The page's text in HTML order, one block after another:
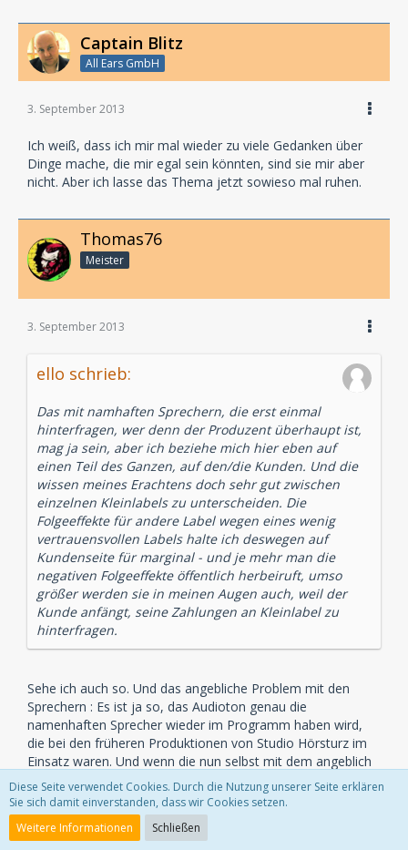
Captain Blitz
All Ears GmbH
3. September 2013
Ich weiß, dass ich mir mal wieder zu viele Gedanken über
Dinge mache, die mir egal sein könnten, sind sie mir aber
nicht. Aber ich lasse das Thema jetzt sowieso mal ruhen.
Thomas76
Meister
3. September 2013
ello schrieb:
Das mit namhaften Sprechern, die erst einmal
hinterfragen, wer denn der Produzent überhaupt ist,
mag ja sein, aber ich beziehe mich hier eben auf
einen Teil des Ganzen, auf den/die Kunden. Und die
wissen meines Erachtens doch sehr gut zwischen
einzelnen Kleinlabels zu unterscheiden. Die
Folgeeffekte für andere Label wegen eines wenig
vertrauensvollen Labels halte ich deswegen auf
Kundenseite für marginal - und je mehr man die
negativen Folgeeffekte öffentlich herbeiruft, umso
größer werden sie in meinen Augen auch, weil der
Kunde anfängt, seine Zahlungen an Kleinlabel zu
hinterfragen.
Sehe ich auch so. Und das angebliche Problem mit den
Sprechern : Es ist ja so, das Audioton genau die
namenhaften Sprecher wieder im Programm haben wird,
die bei den früheren Produktionen von Studio Hörsturz im
Einsatz waren. Und wenn die nun selbst mit dem angeblich
so rufschädigendem Kleinlabel wieder zusammenarbeiten,
kann es ja so schlimm nicht sein.
Diese Seite verwendet Cookies. Durch die Nutzung unserer Seite erklären
Sie sich damit einverstanden, dass wir Cookies setzen.
Weitere Informationen
Schließen